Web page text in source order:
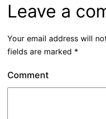
Leave a
Your email address will
fields are marked *
Comment